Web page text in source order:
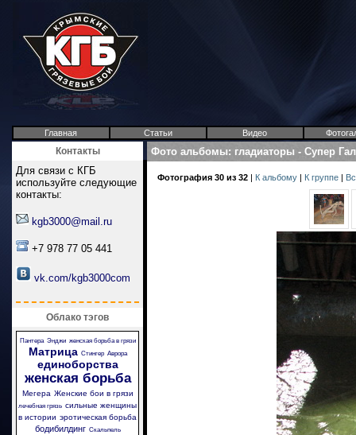
Главная Статьи Видео
Контакты
Для связи с КГБ
используйте следующие
контакты:
kgb3000@mail.ru
+7 978 77 05 441
vk.com/kgb3000com
Облако тэгов
Пантера Энджи женская борьба в грязи
Матрица Стингер Аврора
единоборства
женская борьба
Мегера Женские бои в грязи
лечебная грязь сильные женщины
в истории эротическая борьба
бодибилдинг Скальпель
Фото альбомы: гладиаторы - Супер
Фотография 30 из 32 | К альбому | К группе |